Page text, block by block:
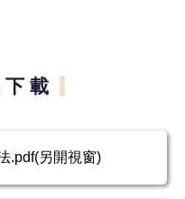
下 載
.pdf(另開視窗)